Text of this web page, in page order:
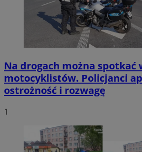
Na drogach można spotkać
motocyklistów. Policjanci
ostrożność i rozwagę
1